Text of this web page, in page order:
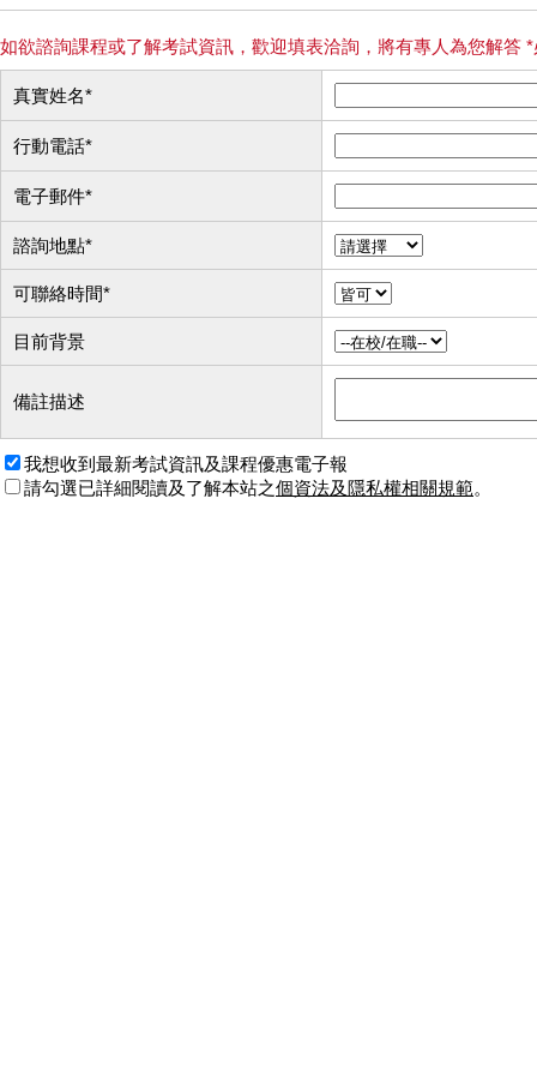
如欲諮詢課程或了解考試資訊，歡迎填表洽詢，將有專人為您解答
真實姓名*
行動電話*
電子郵件*
諮詢地點*
可聯絡時間*
目前背景
備註描述
我想收到最新考試資訊及課程優惠電子報
請勾選已詳細閱讀及了解本站之個資法及隱私權相關規範。